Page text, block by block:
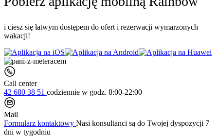
i ciesz się łatwym dostępem do ofert i rezerwacji wymarzonych
wakacji!
Call center
42 680 38 51 codziennie w godz. 8:00-22:00
Mail
Formularz kontaktowy Nasi konsultanci są do Twojej dyspozycji 7
dni w tygodniu